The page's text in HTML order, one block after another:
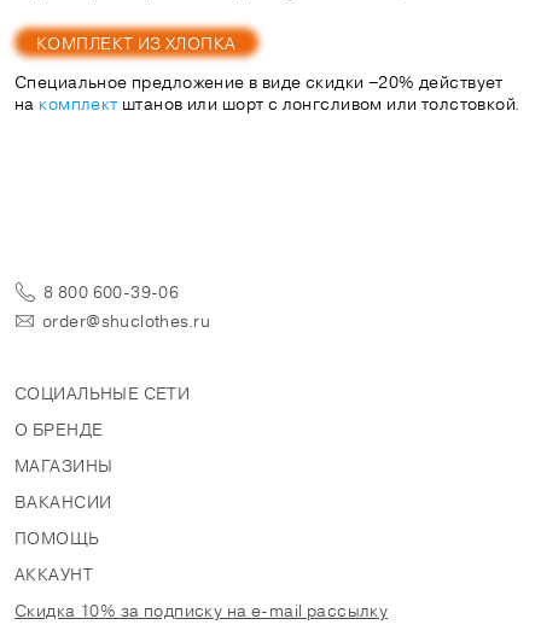
КОМПЛЕКТ ИЗ ХЛОПКА
Специальное предложение в виде скидки −20% действует
на комплект штанов или шорт с лонгсливом или толстовкой.
8 800 600-39-06
order@shuclothes.ru
СОЦИАЛЬНЫЕ СЕТИ
О БРЕНДЕ
МАГАЗИНЫ
ВАКАНСИИ
ПОМОЩЬ
АККАУНТ
Скидка 10% за подписку на e-mail рассылку